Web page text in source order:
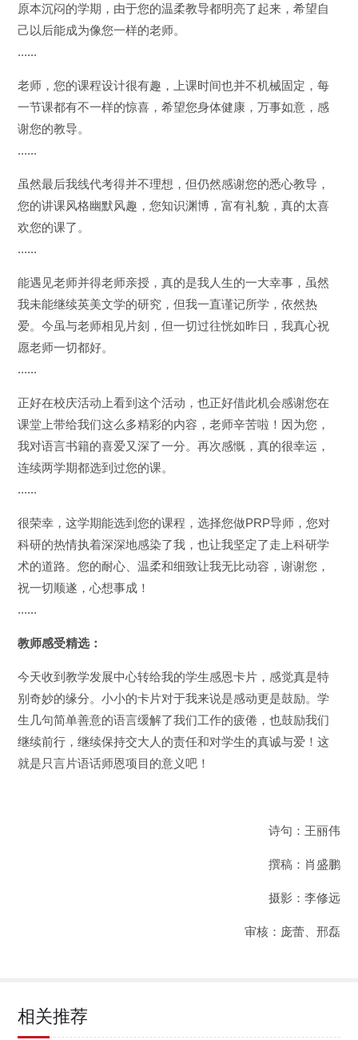
原本沉闷的学期，由于您的温柔教导都明亮了起来，希望自
己以后能成为像您一样的老师。
......
老师，您的课程设计很有趣，上课时间也并不机械固定，每
一节课都有不一样的惊喜，希望您身体健康，万事如意，感
谢您的教导。
......
虽然最后我线代考得并不理想，但仍然感谢您的悉心教导，
您的讲课风格幽默风趣，您知识渊博，富有礼貌，真的太喜
欢您的课了。
......
能遇见老师并得老师亲授，真的是我人生的一大幸事，虽然
我未能继续英美文学的研究，但我一直谨记所学，依然热
爱。今虽与老师相见片刻，但一切过往恍如昨日，我真心祝
愿老师一切都好。
......
正好在校庆活动上看到这个活动，也正好借此机会感谢您在
课堂上带给我们这么多精彩的内容，老师辛苦啦！因为您，
我对语言书籍的喜爱又深了一分。再次感慨，真的很幸运，
连续两学期都选到过您的课。
......
很荣幸，这学期能选到您的课程，选择您做PRP导师，您对
科研的热情执着深深地感染了我，也让我坚定了走上科研学
术的道路。您的耐心、温柔和细致让我无比动容，谢谢您，
祝一切顺遂，心想事成！
......
教师感受精选：
今天收到教学发展中心转给我的学生感恩卡片，感觉真是特
别奇妙的缘分。小小的卡片对于我来说是感动更是鼓励。学
生几句简单善意的语言缓解了我们工作的疲倦，也鼓励我们
继续前行，继续保持交大人的责任和对学生的真诚与爱！这
就是只言片语话师恩项目的意义吧！
诗句：王丽伟
撰稿：肖盛鹏
摄影：李修远
审核：庞蕾、邢磊
相关推荐